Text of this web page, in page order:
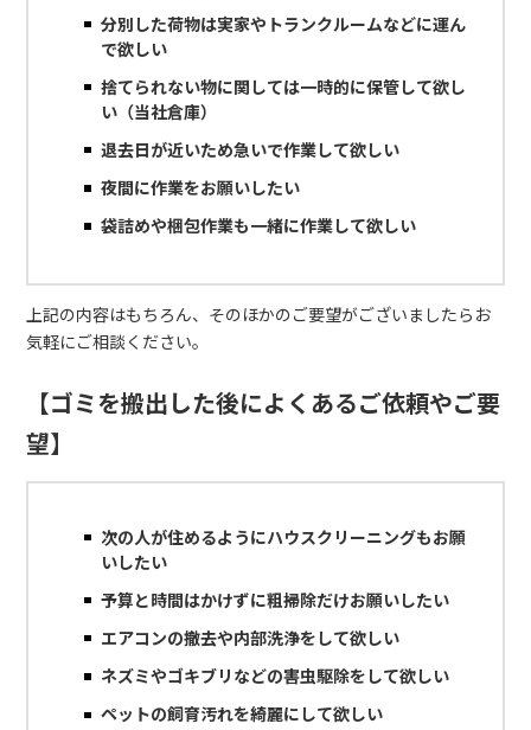
分別した荷物は実家やトランクルームなどに運ん
で欲しい
捨てられない物に関しては一時的に保管して欲し
い（当社倉庫）
退去日が近いため急いで作業して欲しい
夜間に作業をお願いしたい
袋詰めや梱包作業も一緒に作業して欲しい
上記の内容はもちろん、そのほかのご要望がございましたらお
気軽にご相談ください。
【ゴミを搬出した後によくあるご依頼やご要
望】
次の人が住めるようにハウスクリーニングもお願
いしたい
予算と時間はかけずに粗掃除だけお願いしたい
エアコンの撤去や内部洗浄をして欲しい
ネズミやゴキブリなどの害虫駆除をして欲しい
ペットの飼育汚れを綺麗にして欲しい